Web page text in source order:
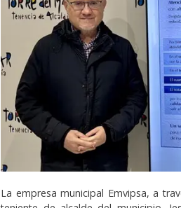
La empresa municipal Emvipsa, a